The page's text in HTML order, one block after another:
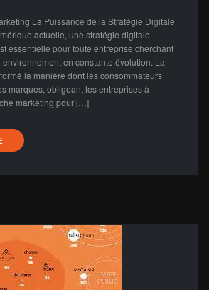
La Puissance de la Stratégie Digitale
actuelle, une stratégie digitale
essentielle pour toute entreprise cherchant
en constante évolution. La
la manière dont les consommateurs
marques, obligeant les entreprises à
marketing pour […]